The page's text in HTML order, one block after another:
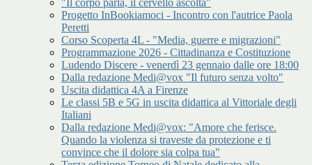
"Il corpo parla, il cervello ascolta"
Progetto InBookiamoci - Incontro con l'autrice Paola
Peretti
Corso Scoperta 4L - "Media, guerre e migrazioni"
Programmazione 2026 - Cittadinanza e Costituzione
Ludendo Discere - venerdì 23 gennaio dalle ore 18:00
Dalla redazione Medi@vox "Il futuro senza volto"
Uscita didattica 4A a Firenze
Le classi 5B e 5G in uscita didattica al Vittoriale degli
Italiani
Dalla redazione Medi@vox: "Amore che ferisce.
Quando la violenza si traveste da protezione e ti
convince che il dolore sia colpa tua"